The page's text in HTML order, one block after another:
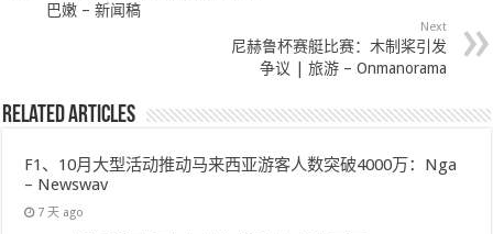
巴嫩 – 新闻稿
Next
尼赫鲁杯赛艇比赛：木制桨引发
争议 | 旅游 – Onmanorama
Related Articles
F1、10月大型活动推动马来西亚游客人数突破4000万：Nga
– Newswav
7 天 ago